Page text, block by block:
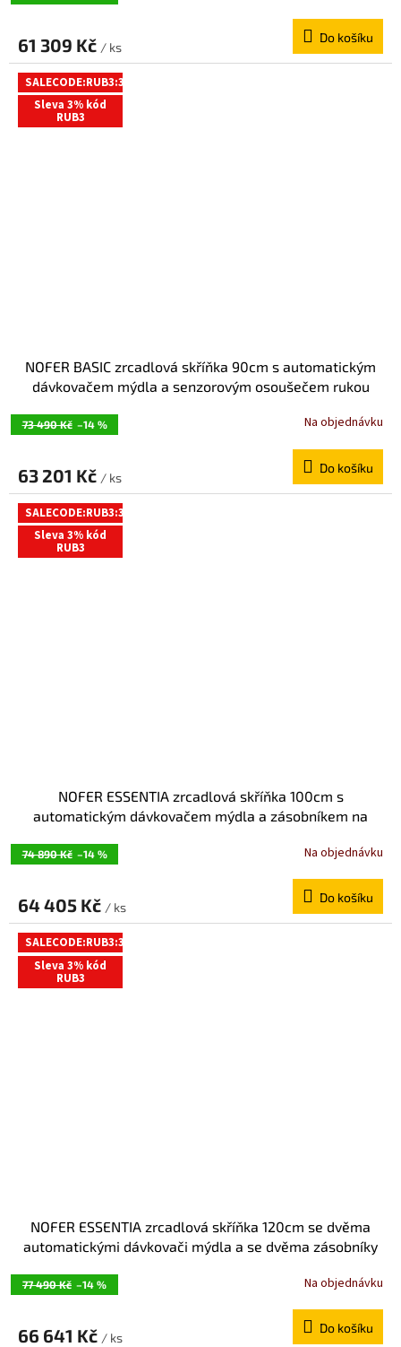
61 309 Kč / ks
Do košíku
SALECODE:RUB3:3:%
Sleva 3% kód
RUB3
73 490 Kč –14 %
NOFER BASIC zrcadlová skříňka 90cm s automatickým
dávkovačem mýdla a senzorovým osoušečem rukou
Na objednávku
63 201 Kč / ks
Do košíku
SALECODE:RUB3:3:%
Sleva 3% kód
RUB3
74 890 Kč –14 %
NOFER ESSENTIA zrcadlová skříňka 100cm s
automatickým dávkovačem mýdla a zásobníkem na
Na objednávku
64 405 Kč / ks
Do košíku
SALECODE:RUB3:3:%
Sleva 3% kód
RUB3
77 490 Kč –14 %
NOFER ESSENTIA zrcadlová skříňka 120cm se dvěma
automatickými dávkovači mýdla a se dvěma zásobníky
Na objednávku
66 641 Kč / ks
Do košíku